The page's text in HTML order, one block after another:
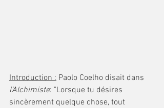
Introduction : Paolo Coelho disait dans
l'Alchimiste: "Lorsque tu désires
sincèrement quelque chose, tout